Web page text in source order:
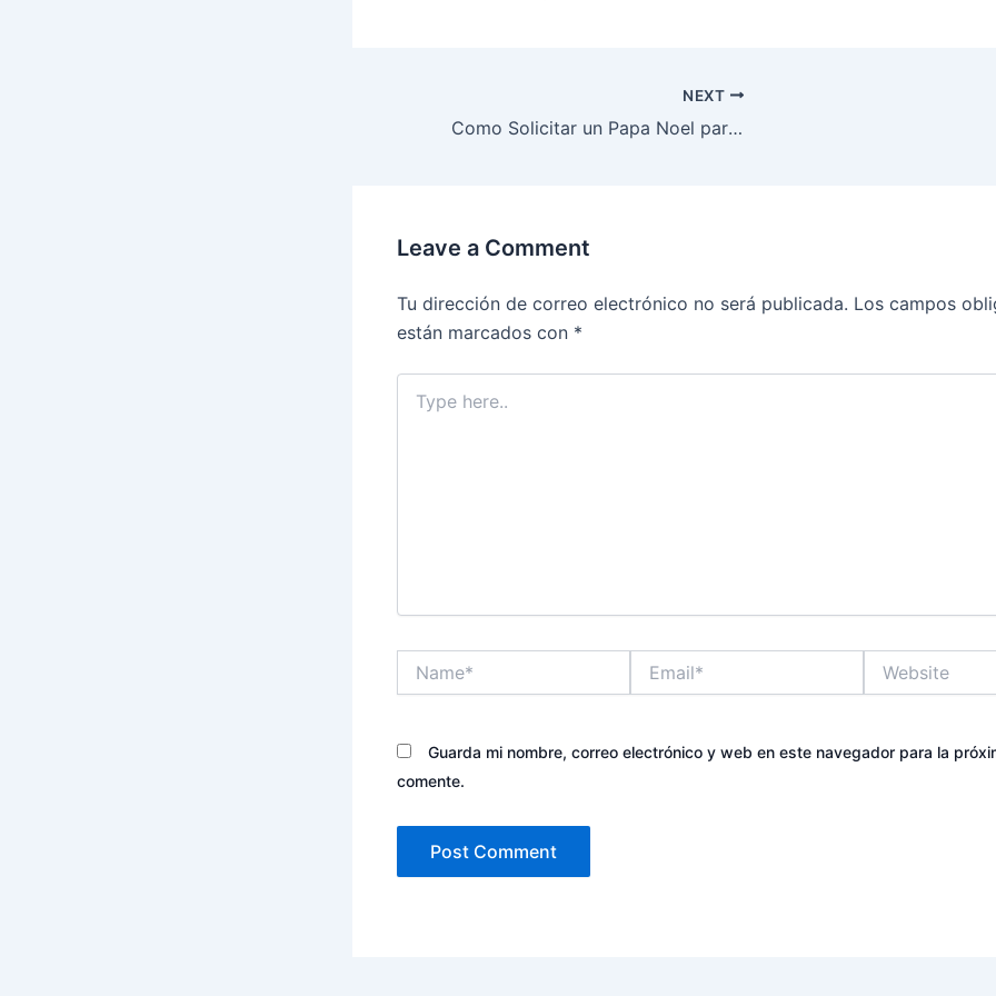
NEXT
Como Solicitar un Papa Noel para el 24 y 25 Diciembre
Leave a Comment
Tu dirección de correo electrónico no será publicada. Los campos
están marcados con *
Type
here..
Guarda mi nombre, correo electrónico y web en este navegador para la
comente.